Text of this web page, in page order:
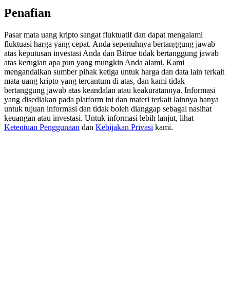
Trade Gold & Silver · 33,333 USDT Bonus
USDT New User Exclusive 10% APR
USDT Flexible Staking | Daily Rewards
New Listing Futures Fest
Penafian
Pasar mata uang kripto sangat fluktuatif dan dapat mengalami
fluktuasi harga yang cepat. Anda sepenuhnya bertanggung jawab
atas keputusan investasi Anda dan Bitrue tidak bertanggung jawab
atas kerugian apa pun yang mungkin Anda alami. Kami
mengandalkan sumber pihak ketiga untuk harga dan data lain terkait
mata uang kripto yang tercantum di atas, dan kami tidak
bertanggung jawab atas keandalan atau keakuratannya. Informasi
yang disediakan pada platform ini dan materi terkait lainnya hanya
untuk tujuan informasi dan tidak boleh dianggap sebagai nasihat
keuangan atau investasi. Untuk informasi lebih lanjut, lihat
Ketentuan Penggunaan dan Kebijakan Privasi kami.